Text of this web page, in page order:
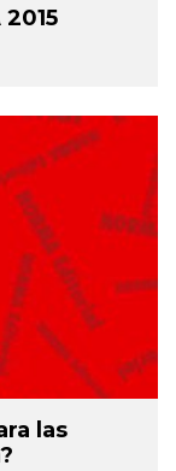
2015
las